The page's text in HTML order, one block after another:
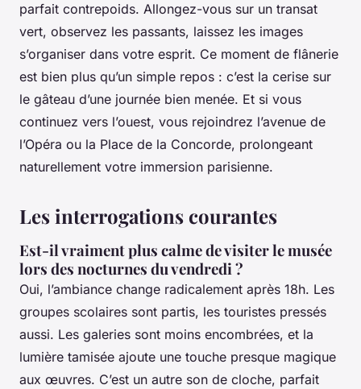
parfait contrepoids. Allongez-vous sur un transat
vert, observez les passants, laissez les images
s’organiser dans votre esprit. Ce moment de flânerie
est bien plus qu’un simple repos : c’est la cerise sur
le gâteau d’une journée bien menée. Et si vous
continuez vers l’ouest, vous rejoindrez l’avenue de
l’Opéra ou la Place de la Concorde, prolongeant
naturellement votre immersion parisienne.
Les interrogations courantes
Est-il vraiment plus calme de visiter le musée
lors des nocturnes du vendredi ?
Oui, l’ambiance change radicalement après 18h. Les
groupes scolaires sont partis, les touristes pressés
aussi. Les galeries sont moins encombrées, et la
lumière tamisée ajoute une touche presque magique
aux œuvres. C’est un autre son de cloche, parfait